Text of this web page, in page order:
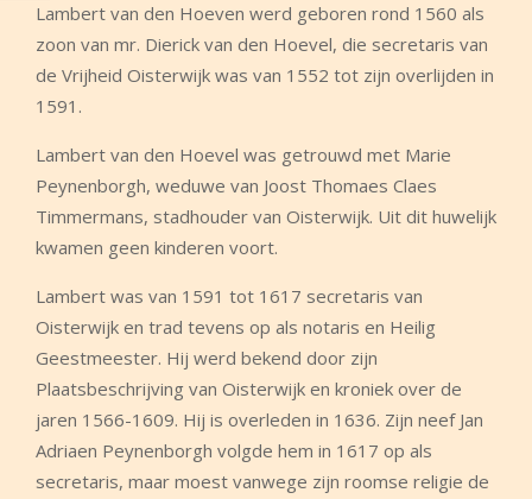
Lambert van den Hoeven werd geboren rond 1560 als
zoon van mr. Dierick van den Hoevel, die secretaris van
de Vrijheid Oisterwijk was van 1552 tot zijn overlijden in
1591.
Lambert van den Hoevel was getrouwd met Marie
Peynenborgh, weduwe van Joost Thomaes Claes
Timmermans, stadhouder van Oisterwijk. Uit dit huwelijk
kwamen geen kinderen voort.
Lambert was van 1591 tot 1617 secretaris van
Oisterwijk en trad tevens op als notaris en Heilig
Geestmeester. Hij werd bekend door zijn
Plaatsbeschrijving van Oisterwijk en kroniek over de
jaren 1566-1609. Hij is overleden in 1636. Zijn neef Jan
Adriaen Peynenborgh volgde hem in 1617 op als
secretaris, maar moest vanwege zijn roomse religie de